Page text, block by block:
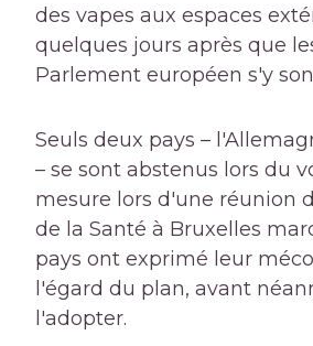
des vapes aux espaces
quelques jours après que
Parlement européen s'y
Seuls deux pays –
– se sont abstenus lors du
mesure lors d'une réunion
de la Santé à Bruxelles
pays ont exprimé leur
l'égard du plan, avant
l'adopter.